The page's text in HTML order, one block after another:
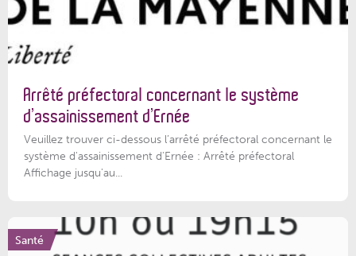
Arrêté préfectoral concernant le système
d’assainissement d’Ernée
Veuillez trouver ci-dessous l’arrêté préfectoral concernant le
système d'assainissement d'Ernée : Arrêté préfectoral
Affichage jusqu'au...
Santé